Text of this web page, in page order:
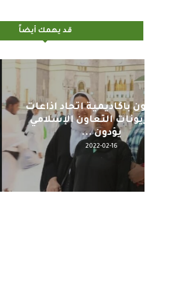
قد يهمك أيضاً
اليوم : المشاركة
التحضيري لمنظمي قمة
2022-04-12